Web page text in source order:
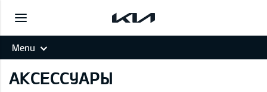
Menu
АКСЕССУАРЫ